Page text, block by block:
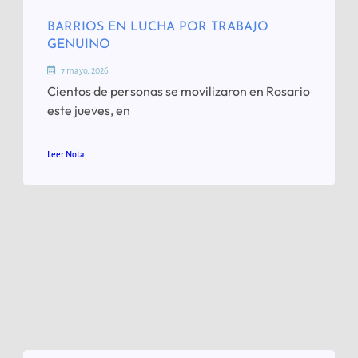
BARRIOS EN LUCHA POR TRABAJO
GENUINO
7 mayo, 2026
Cientos de personas se movilizaron en Rosario
este jueves, en
Leer Nota